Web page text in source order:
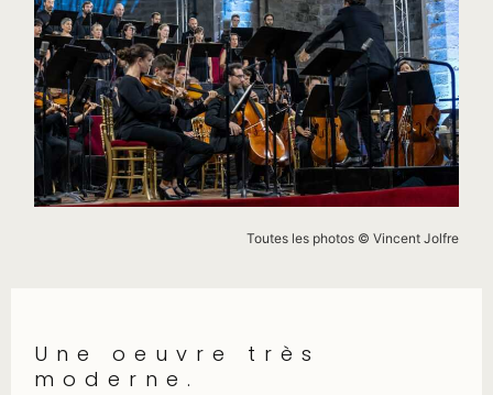
Toutes les photos © Vincent Jolfre
Une oeuvre très
moderne.